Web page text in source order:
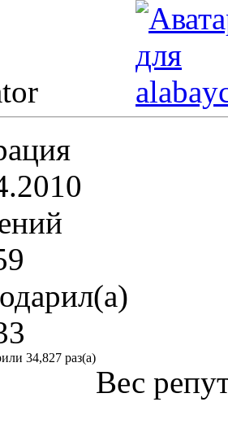
34,827 раз(а)
Вес